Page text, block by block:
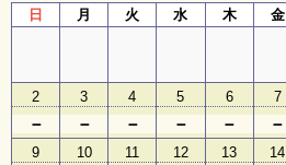
い
ち
並
木
日 月 火 水 木 金
2
－
3
－
4
－
5
－
6
－
7
－
9 10 11 12 13 14